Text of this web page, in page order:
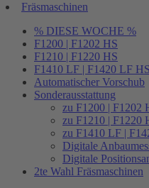
Fräsmaschinen
% DIESE WOCHE %
F1200 | F1202 HS
F1210 | F1220 HS
F1410 LF | F1420 LF HS
Automatischer Vorschub
Sonderausstattung
zu F1200 | F1202
zu F1210 | F1220
zu F1410 LF |
Digitale
Digitale
2te Wahl Fräsmaschinen